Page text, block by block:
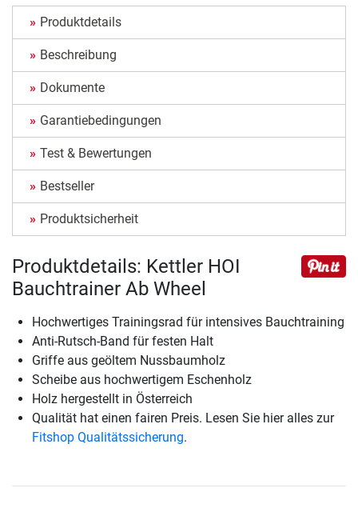
Produktdetails
Beschreibung
Dokumente
Garantiebedingungen
Test & Bewertungen
Bestseller
Produktsicherheit
Produktdetails: Kettler HOI
Bauchtrainer Ab Wheel
Hochwertiges Trainingsrad für intensives Bauchtraining
Anti-Rutsch-Band für festen Halt
Griffe aus geöltem Nussbaumholz
Scheibe aus hochwertigem Eschenholz
Holz hergestellt in Österreich
Qualität hat einen fairen Preis. Lesen Sie hier alles zur
Fitshop Qualitätssicherung.